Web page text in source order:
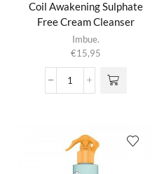
Coil Awakening Sulphate
Free Cream Cleanser
Imbue.
€15,95
Coil
Cream
Cleanser
aantal